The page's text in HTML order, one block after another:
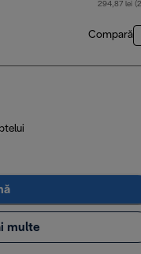
294,87 lei
Compară
multe